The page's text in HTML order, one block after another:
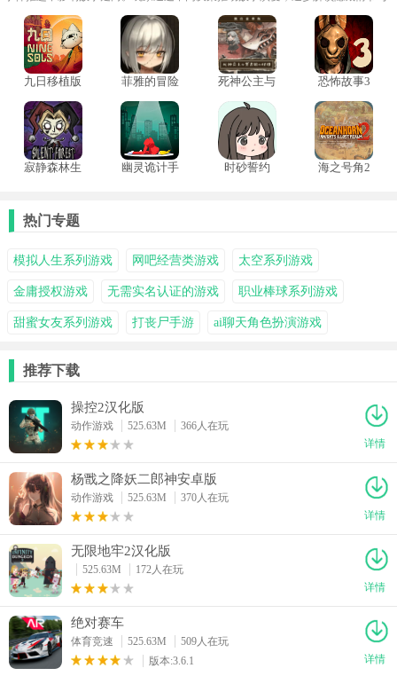
角色背景信息。这些游戏在叙事风格上各具特色，整体节奏以故事推进为主，操作
简单但内容层次丰富。
九日移植版 菲雅的冒险
死神公主与
物中文版
恐怖故事3
寂静森林生
幽灵诡计手
时砂誓约
海之号角2
热门专题
模拟人生系列游戏 网吧经营类游戏 太空系列游戏
金庸授权游戏 无需实名认证的游戏 职业棒球系列游戏
甜蜜女友系列游戏 打丧尸手游 ai聊天角色扮演游戏
推荐下载
操控2汉化版
动作游戏 525.63M
366人在玩
详情
杨戬之降妖二郎神安卓版
动作游戏 525.63M
370人在玩
详情
无限地牢2汉化版
525.63M
172人在玩
详情
绝对赛车
体育竞速 525.63M
509人在玩
版本:3.6.1
详情